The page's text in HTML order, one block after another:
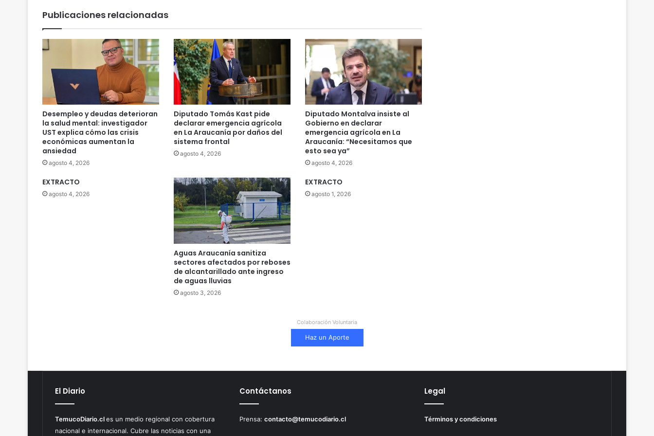
Publicaciones relacionadas
Desempleo y deudas deterioran
la salud mental: investigador
UST explica cómo las crisis
económicas aumentan la
ansiedad
agosto 4, 2026
Diputado Tomás Kast pide
declarar emergencia agrícola
en La Araucanía por daños del
sistema frontal
agosto 4, 2026
Diputado Montalva insiste al
Gobierno en declarar
emergencia agrícola en La
Araucanía: “Necesitamos que
esto sea ya”
agosto 4, 2026
EXTRACTO
agosto 4, 2026
Aguas Araucanía sanitiza
sectores afectados por reboses
de alcantarillado ante ingreso
de aguas lluvias
agosto 3, 2026
EXTRACTO
agosto 1, 2026
Colaboración Voluntaria
Haz un Aporte
El Diario
TemucoDiario.cles un medio regional con cobertura
nacional e internacional. Cubre las noticias con una
Contáctanos
Prensa:contacto@temucodiario.cl
Legal
Términos y condiciones